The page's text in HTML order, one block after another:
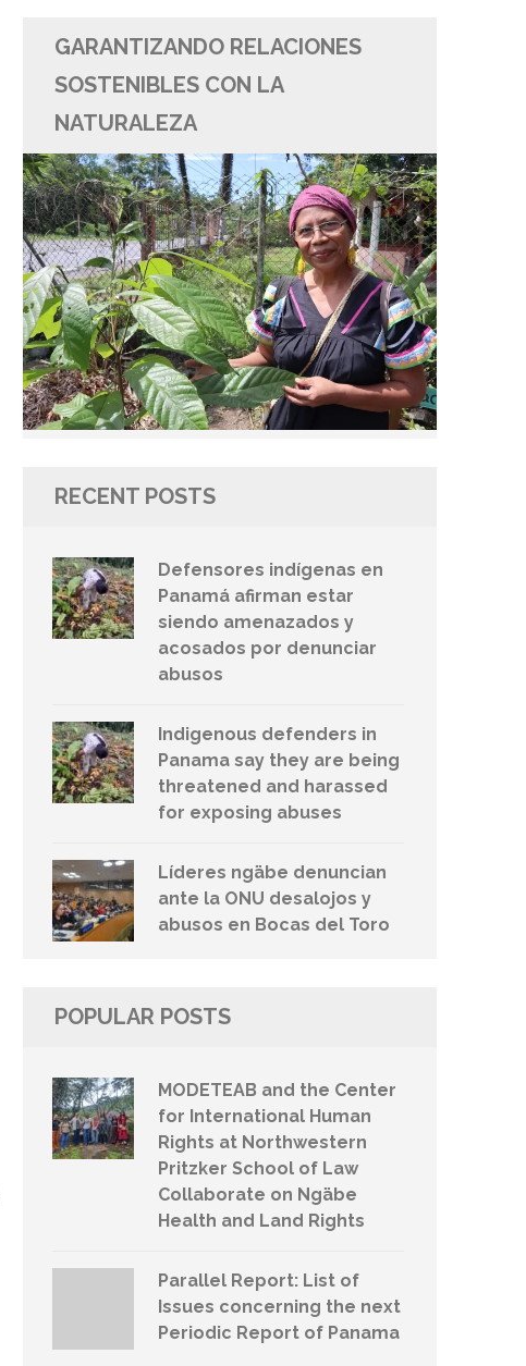
GARANTIZANDO RELACIONES
SOSTENIBLES CON LA
NATURALEZA
RECENT POSTS
Defensores indígenas en
Panamá afirman estar
siendo amenazados y
acosados por denunciar
abusos
Indigenous defenders in
Panama say they are being
threatened and harassed
for exposing abuses
Líderes ngäbe denuncian
ante la ONU desalojos y
abusos en Bocas del Toro
POPULAR POSTS
MODETEAB and the Center
for International Human
Rights at Northwestern
Pritzker School of Law
Collaborate on Ngäbe
Health and Land Rights
Parallel Report: List of
Issues concerning the next
Periodic Report of Panama